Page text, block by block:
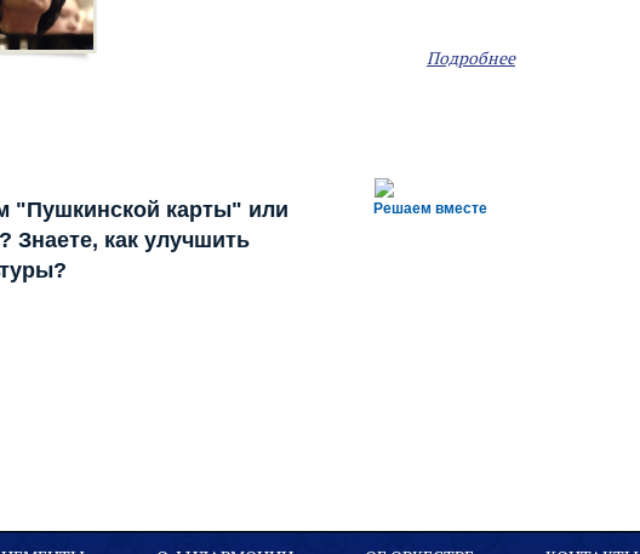
Подробнее
Решаем вместе
"Пушкинской карты" или
Знаете, как улучшить